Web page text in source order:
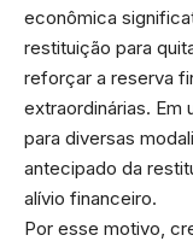
econômica
restituição para
reforçar a reserva
extraordinárias. Em
para diversas
antecipado da
alívio financeiro.
Por esse motivo,